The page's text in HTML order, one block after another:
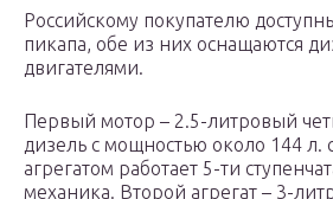
Российскому покупателю
пикапа, обе из них оснащаются
двигателями.
Первый мотор – 2.5-литровый
дизель с мощностью около 144 л.
агрегатом работает 5-ти
механика. Второй агрегат – 3-